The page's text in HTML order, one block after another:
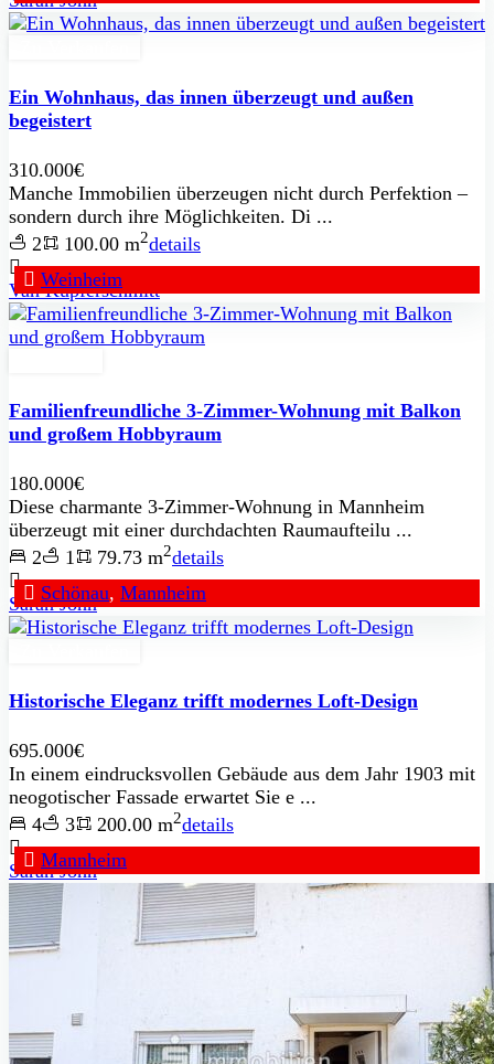
Weinheim
Ein Wohnhaus, das innen überzeugt und außen
begeistert
310.000€
Manche Immobilien überzeugen nicht durch Perfektion –
sondern durch ihre Möglichkeiten. Di ...
2
100.00 m2details
Van Kupferschmitt
Schönau, Mannheim
Familienfreundliche 3-Zimmer-Wohnung mit Balkon
und großem Hobbyraum
180.000€
Diese charmante 3-Zimmer-Wohnung in Mannheim
überzeugt mit einer durchdachten Raumaufteilu ...
2
1 79.73 m2details
Sarah John
Mannheim
Historische Eleganz trifft modernes Loft-Design
695.000€
In einem eindrucksvollen Gebäude aus dem Jahr 1903 mit
neogotischer Fassade erwartet Sie e ...
4
3 200.00 m2details
Sarah John